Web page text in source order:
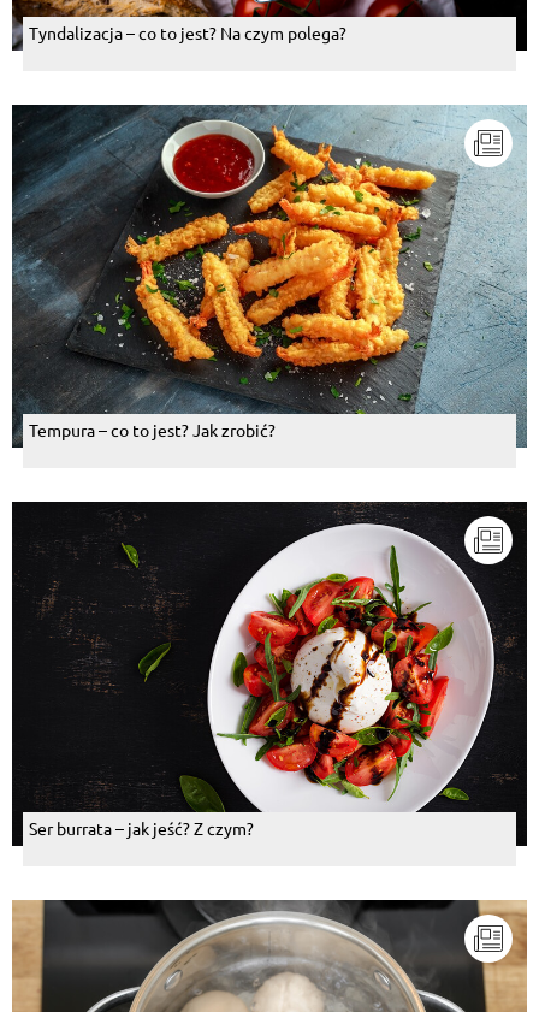
Tyndalizacja – co to jest? Na czym polega?
Tempura – co to jest? Jak zrobić?
Ser burrata – jak jeść? Z czym?